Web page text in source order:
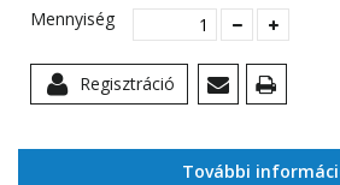
Mennyiség
Regisztráció
További